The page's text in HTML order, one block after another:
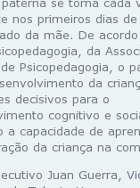
nos primeiros dias
da mãe. De
da
Psicopedagogia, o
da
decisivos para o
cognitivo e
a capacidade de
da criança na
Juan Guerra,